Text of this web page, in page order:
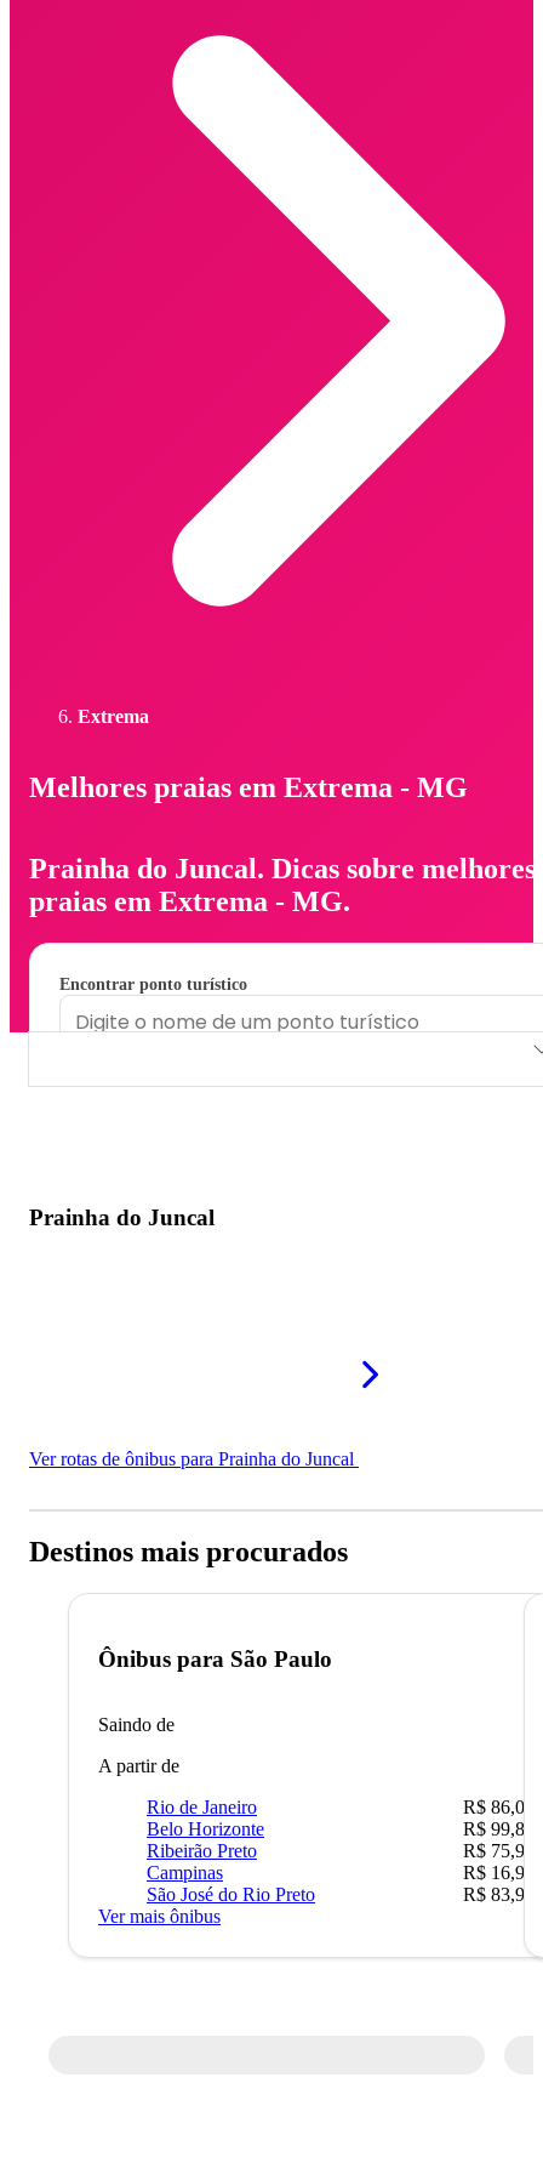
Extrema
Melhores praias em Extrema - MG
Prainha do Juncal. Dicas sobre melhores
praias em Extrema - MG.
Encontrar ponto turístico
Prainha do Juncal
Ver rotas de ônibus para Prainha do Juncal
Destinos mais procurados
Ônibus para São Paulo
Saindo de
A partir de
Rio de Janeiro
R$ 86,00
Belo Horizonte
R$ 99,89
Ribeirão Preto
R$ 75,90
Campinas
R$ 16,90
São José do Rio Preto
R$ 83,90
Ver mais ônibus